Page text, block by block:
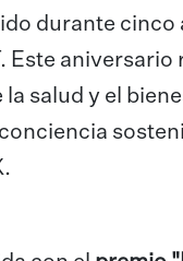
durante cinco
Este
salud y el